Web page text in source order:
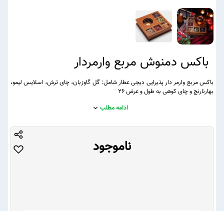
باکس دمنوش مربع وارمردار
باکس مربع وارمر دار پذیرایی دیجی عطار شامل: گل گاوزبان، چای ترش، اسلایس لیمو،
بهارنارنج و چای کوهی به طول و عرض ۲۶
ادامه مطلب
ناموجود